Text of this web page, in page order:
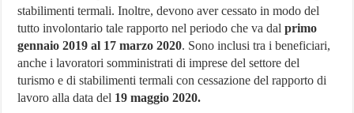
stabilimenti termali. Inoltre, devono aver cessato in modo del
tutto involontario tale rapporto nel periodo che va dalprimo
gennaio 2019 al 17 marzo 2020. Sono inclusi tra i beneficiari,
anche i lavoratori somministrati di imprese del settore del
turismo e di stabilimenti termali con cessazione del rapporto di
lavoro alla data del 19 maggio 2020.